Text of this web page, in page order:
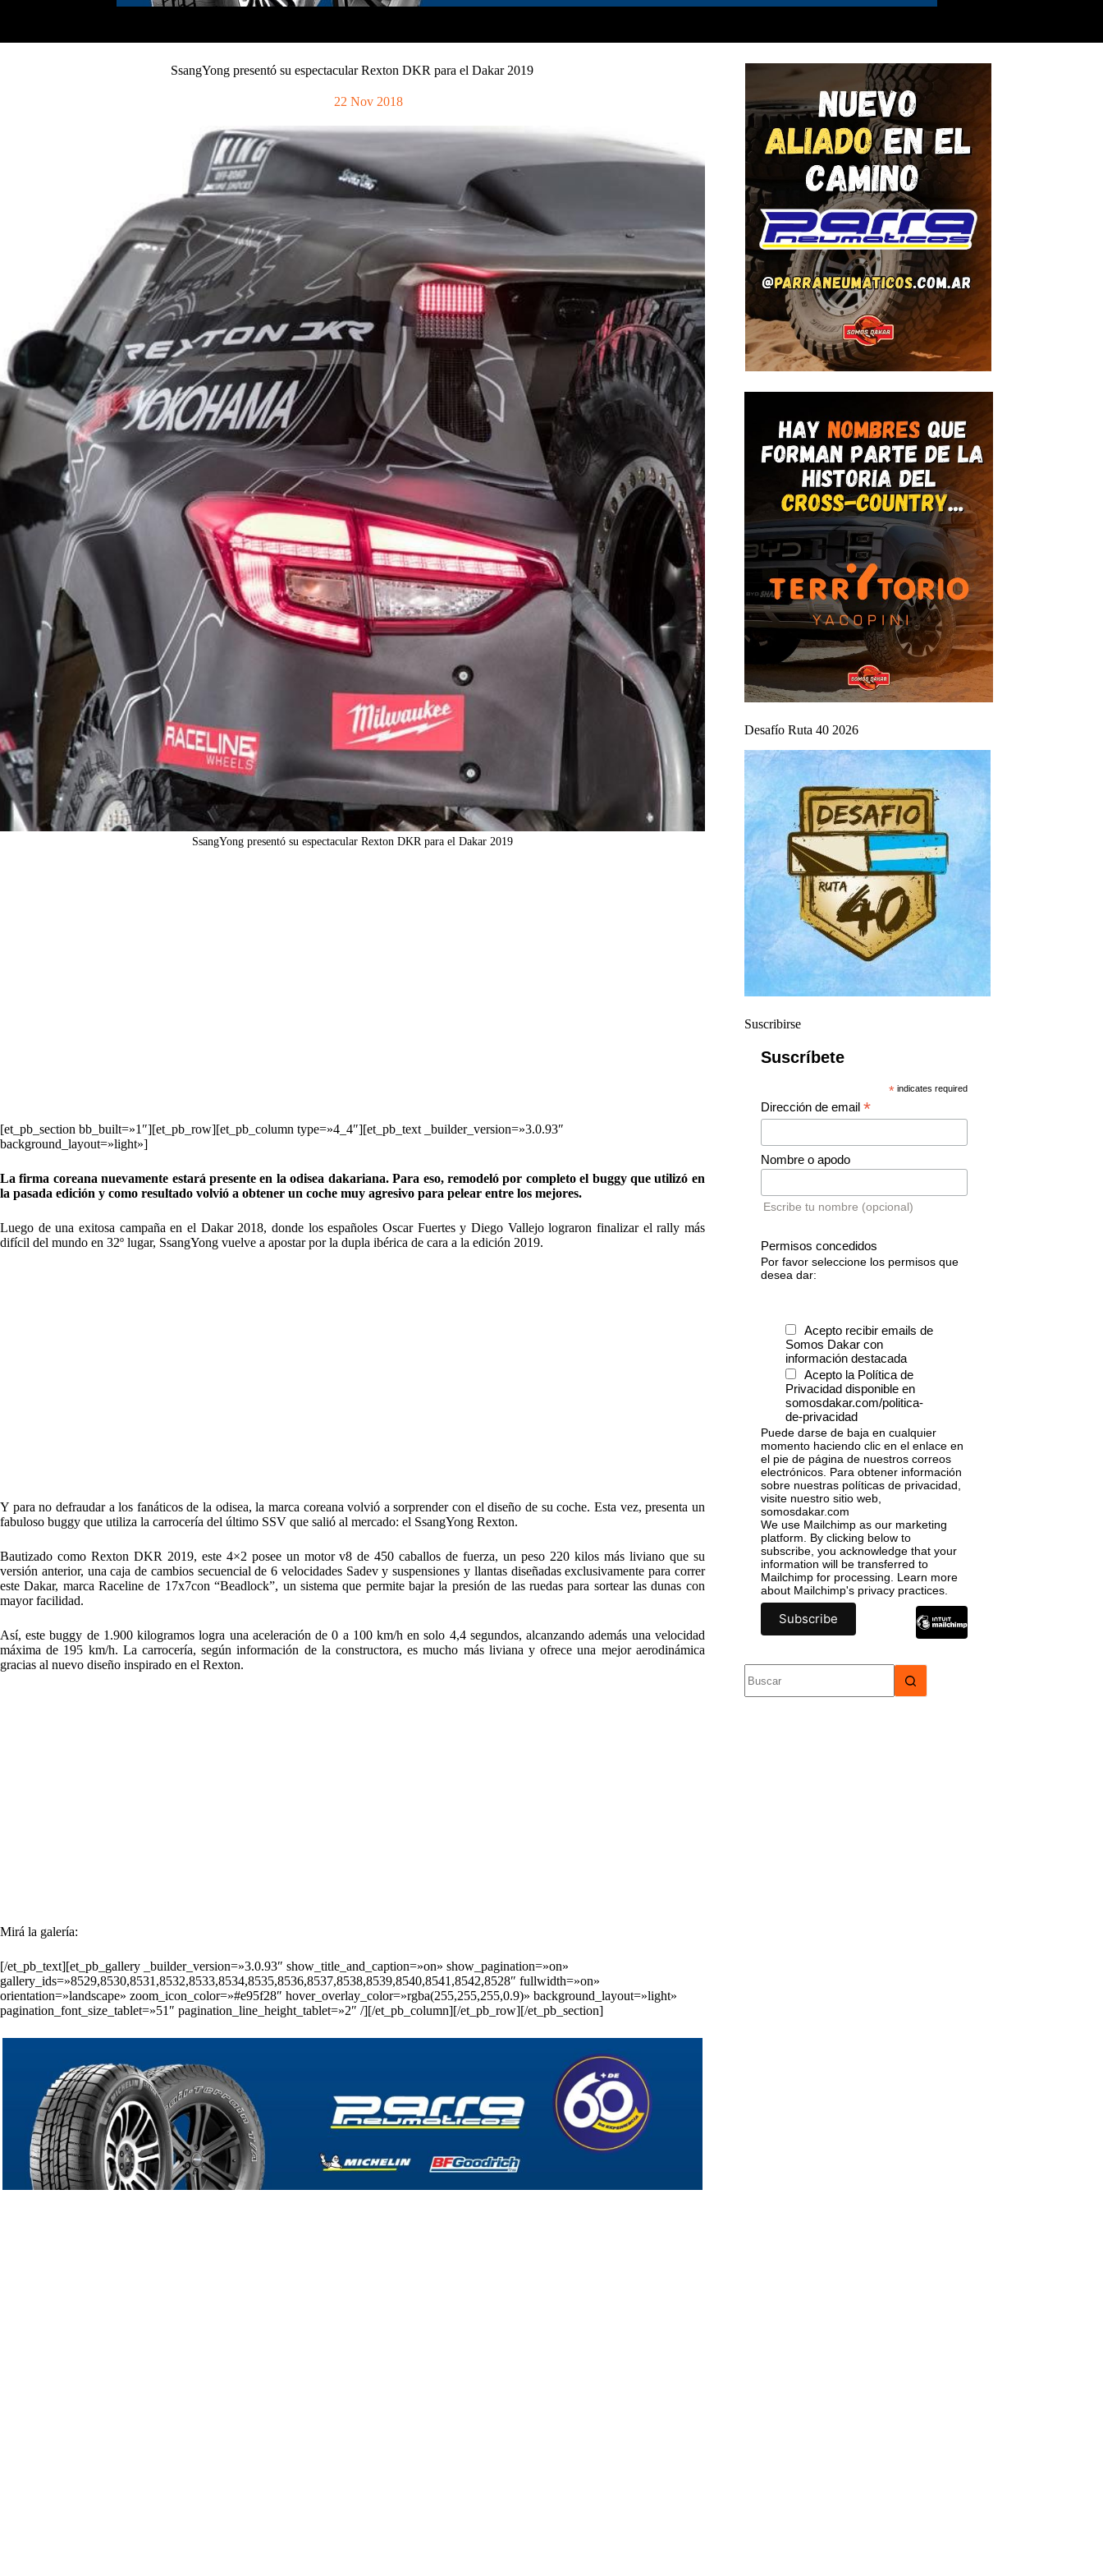
SsangYong presentó su espectacular Rexton DKR para el Dakar 2019
22 Nov 2018
SsangYong presentó su espectacular Rexton DKR para el Dakar 2019
[et_pb_section bb_built=»1″][et_pb_row][et_pb_column type=»4_4″][et_pb_text _builder_version=»3.0.93″
background_layout=»light»]
La firma coreana nuevamente estará presente en la odisea dakariana. Para eso, remodeló por completo el buggy que utilizó en
la pasada edición y como resultado volvió a obtener un coche muy agresivo para pelear entre los mejores.
Luego de una exitosa campaña en el Dakar 2018, donde los españoles Oscar Fuertes y Diego Vallejo lograron finalizar el rally más
difícil del mundo en 32º lugar, SsangYong vuelve a apostar por la dupla ibérica de cara a la edición 2019.
Y para no defraudar a los fanáticos de la odisea, la marca coreana volvió a sorprender con el diseño de su coche. Esta vez, presenta un
fabuloso buggy que utiliza la carrocería del último SSV que salió al mercado: el SsangYong Rexton.
Bautizado como Rexton DKR 2019, este 4×2 posee un motor v8 de 450 caballos de fuerza, un peso 220 kilos más liviano que su
versión anterior, una caja de cambios secuencial de 6 velocidades Sadev y suspensiones y llantas diseñadas exclusivamente para correr
este Dakar, marca Raceline de 17x7con “Beadlock”, un sistema que permite bajar la presión de las ruedas para sortear las dunas con
mayor facilidad.
Así, este buggy de 1.900 kilogramos logra una aceleración de 0 a 100 km/h en solo 4,4 segundos, alcanzando además una velocidad
máxima de 195 km/h. La carrocería, según información de la constructora, es mucho más liviana y ofrece una mejor aerodinámica
gracias al nuevo diseño inspirado en el Rexton.
Mirá la galería:
[/et_pb_text][et_pb_gallery _builder_version=»3.0.93″ show_title_and_caption=»on» show_pagination=»on»
gallery_ids=»8529,8530,8531,8532,8533,8534,8535,8536,8537,8538,8539,8540,8541,8542,8528″ fullwidth=»on»
orientation=»landscape» zoom_icon_color=»#e95f28″ hover_overlay_color=»rgba(255,255,255,0.9)» background_layout=»light»
pagination_font_size_tablet=»51″ pagination_line_height_tablet=»2″ /][/et_pb_column][/et_pb_row][/et_pb_section]
Desafío Ruta 40 2026
Suscribirse
Suscríbete
* indicates required
Dirección de email*
Nombre o apodo
Escribe tu nombre (opcional)
Permisos concedidos
Por favor seleccione los permisos que
desea dar:
Acepto recibir emails de
Somos Dakar con
información destacada
Acepto la Política de
Privacidad disponible en
somosdakar.com/politica-
de-privacidad
Puede darse de baja en cualquier
momento haciendo clic en el enlace en
el pie de página de nuestros correos
electrónicos. Para obtener información
sobre nuestras políticas de privacidad,
visite nuestro sitio web,
somosdakar.com
We use Mailchimp as our marketing
platform. By clicking below to
subscribe, you acknowledge that your
information will be transferred to
Mailchimp for processing. Learn more
about Mailchimp's privacy practices.